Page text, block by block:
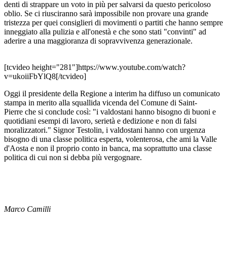
denti di strappare un voto in più per salvarsi da questo pericoloso
oblio. Se ci riusciranno sarà impossibile non provare una grande
tristezza per quei consiglieri di movimenti o partiti che hanno sempre
inneggiato alla pulizia e all'onestà e che sono stati "convinti" ad
aderire a una maggioranza di sopravvivenza generazionale.
[tcvideo height="281"]https://www.youtube.com/watch?
v=ukoiiFbYlQ8[/tcvideo]
Oggi il presidente della Regione a interim ha diffuso un comunicato
stampa in merito alla squallida vicenda del Comune di Saint-
Pierre che si conclude così: "i valdostani hanno bisogno di buoni e
quotidiani esempi di lavoro, serietà e dedizione e non di falsi
moralizzatori." Signor Testolin, i valdostani hanno con urgenza
bisogno di una classe politica esperta, volenterosa, che ami la Valle
d'Aosta e non il proprio conto in banca, ma soprattutto una classe
politica di cui non si debba più vergognare.
Marco Camilli